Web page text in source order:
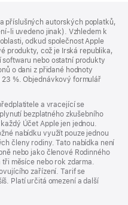
příslušných autorských poplatků,
li uvedeno jinak). Vzhledem k
odkud společnost Apple
produkty, což je Irská republika,
nebo ostatní produkty
o dani z přidané hodnoty
%. Objednávkový formulář
a vracející se
bezplatného zkušebního
Účet Apple jen jednou.
nabídku využít pouze jednou
členy rodiny. Tato nabídka není
nebo jako členové Rodinného
měsíce nebo rok zdarma.
zařízení. Tarif se
Platí určitá omezení a další